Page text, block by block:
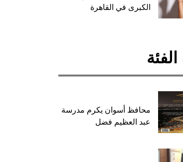
الكبرى في القاهرة
محافظ أسوان يكرم مدرسة
عبد العظيم فضل